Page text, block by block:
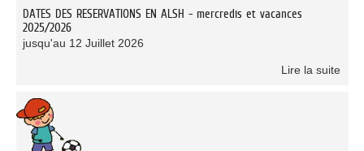
DATES DES RESERVATIONS EN ALSH - mercredis et vacances
2025/2026
jusqu'au 12 Juillet 2026
Lire la suite